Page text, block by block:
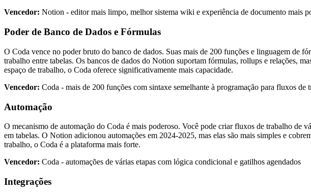
Vencedor: Notion - editor mais limpo, melhor sistema wiki e experiência de documento mais
Poder de Banco de Dados e Fórmulas
O Coda vence no poder bruto do banco de dados. Suas mais de 200 funções e linguagem de
trabalho entre tabelas. Os bancos de dados do Notion suportam fórmulas, rollups e relações,
espaço de trabalho, o Coda oferece significativamente mais capacidade.
Vencedor: Coda - mais de 200 funções com sintaxe semelhante à programação para fluxos de
Automação
O mecanismo de automação do Coda é mais poderoso. Você pode criar fluxos de trabalho de
em tabelas. O Notion adicionou automações em 2024-2025, mas elas são mais simples e
trabalho, o Coda é a plataforma mais forte.
Vencedor: Coda - automações de várias etapas com lógica condicional e gatilhos agendados
Integrações